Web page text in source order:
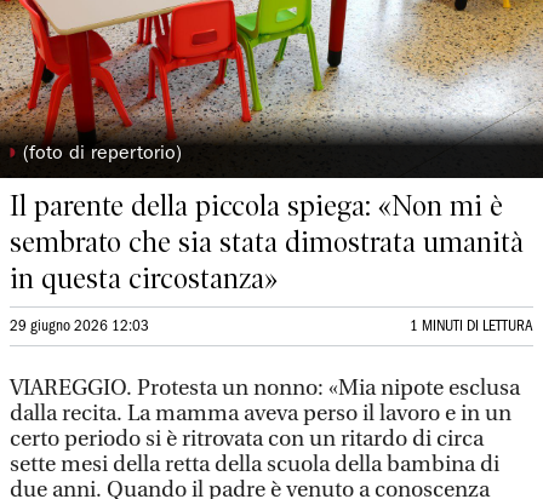
◗ (foto di repertorio)
Il parente della piccola spiega: «Non mi è
sembrato che sia stata dimostrata umanità
in questa circostanza»
29 giugno 2026 12:03 1 MINUTI DI LETTURA
VIAREGGIO. Protesta un nonno: «Mia nipote esclusa
dalla recita. La mamma aveva perso il lavoro e in un
certo periodo si è ritrovata con un ritardo di circa
sette mesi della retta della scuola della bambina di
due anni. Quando il padre è venuto a conoscenza